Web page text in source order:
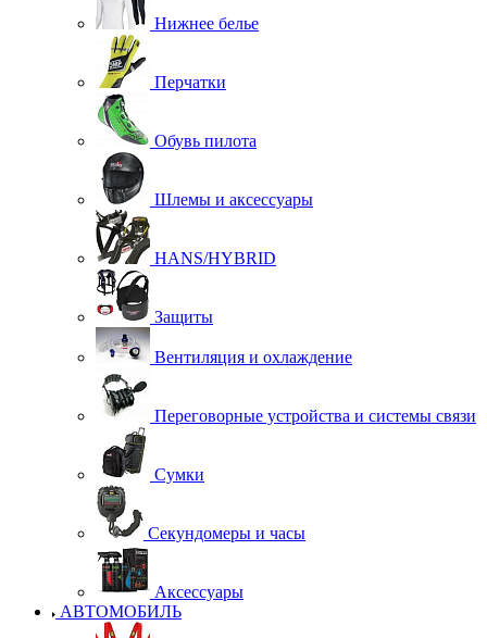
Нижнее белье
Перчатки
Обувь пилота
Шлемы и аксессуары
HANS/HYBRID
Защиты
Вентиляция и охлаждение
Переговорные устройства и системы связи
Сумки
Секундомеры и часы
Аксессуары
АВТОМОБИЛЬ